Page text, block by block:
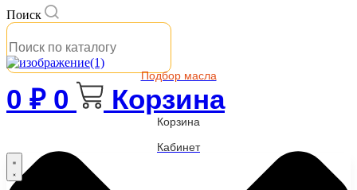
Поиск
Подбор масла
0 ₽ 0 Корзина
Корзина
Кабинет